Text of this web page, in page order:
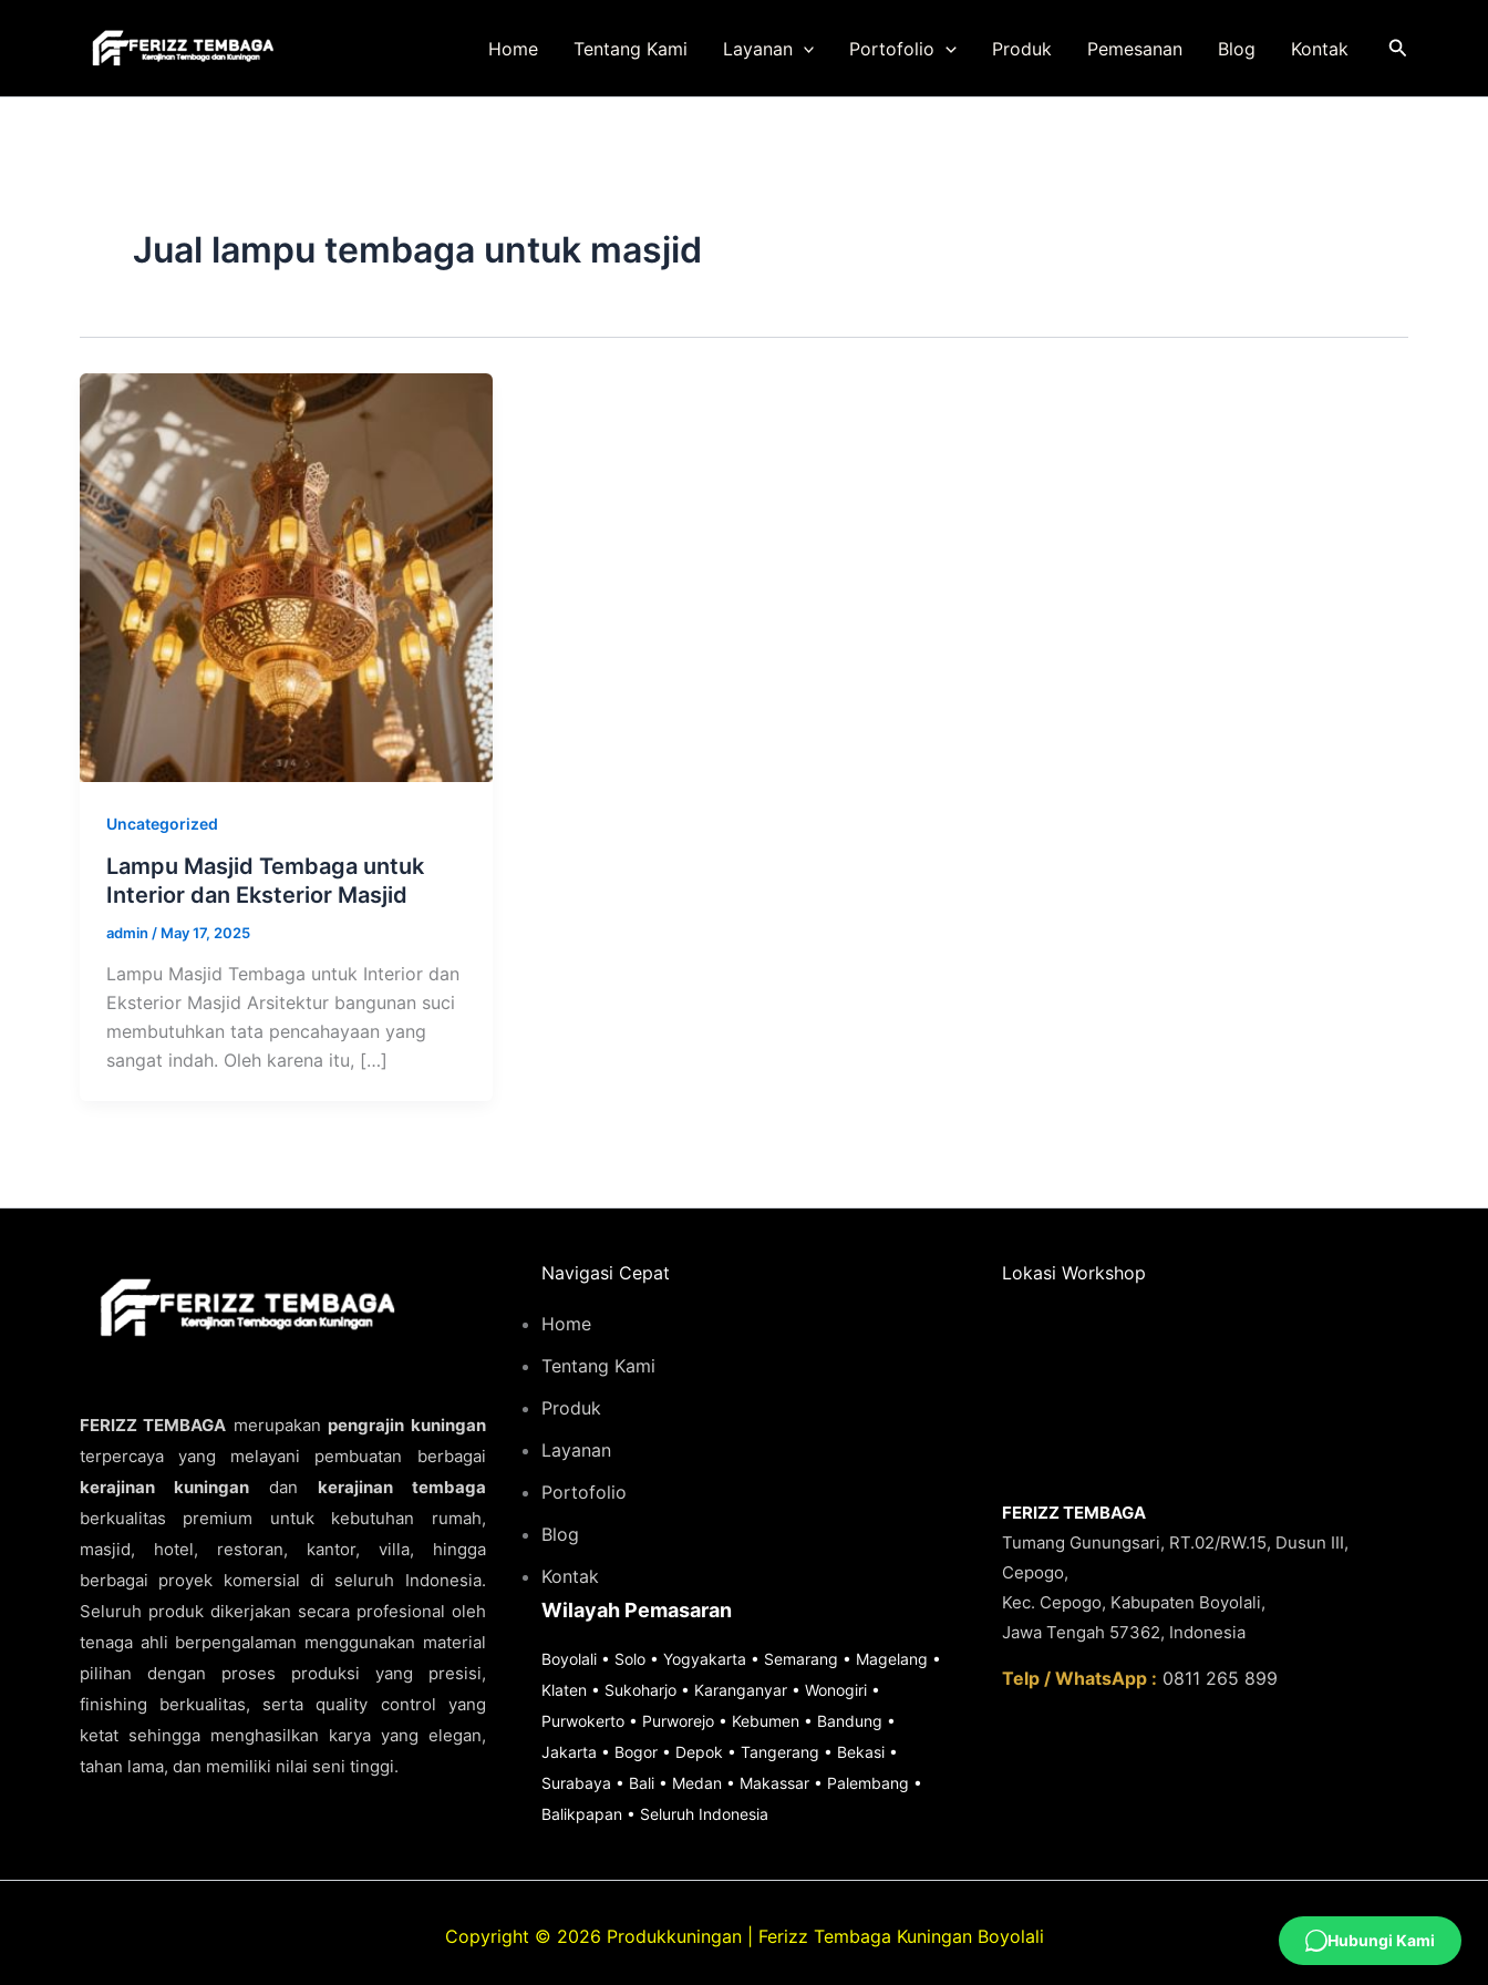
Home Tentang Kami Layanan Portofolio Produk Pemesanan Blog Kontak Search
Jual lampu tembaga untuk masjid
Uncategorized
Lampu Masjid Tembaga untuk
Interior dan Eksterior Masjid
admin / May 17, 2025
Lampu Masjid Tembaga untuk Interior dan
Eksterior Masjid Arsitektur bangunan suci
membutuhkan tata pencahayaan yang
sangat indah. Oleh karena itu, […]
FERIZZ TEMBAGA merupakan pengrajin kuningan
terpercaya yang melayani pembuatan berbagai
kerajinan kuningandan kerajinan tembaga
berkualitas premium untuk kebutuhan rumah,
masjid, hotel, restoran, kantor, villa, hingga
berbagai proyek komersial di seluruh Indonesia.
Seluruh produk dikerjakan secara profesional oleh
tenaga ahli berpengalaman menggunakan material
pilihan dengan proses produksi yang presisi,
finishing berkualitas, serta quality control yang
ketat sehingga menghasilkan karya yang elegan,
tahan lama, dan memiliki nilai seni tinggi.
Navigasi Cepat
Home
Tentang Kami
Produk
Layanan
Portofolio
Blog
Kontak
Wilayah Pemasaran
Boyolali• Solo• Yogyakarta • Semarang • Magelang •
Klaten• Sukoharjo• Karanganyar• Wonogiri•
Purwokerto• Purworejo• Kebumen• Bandung •
Jakarta • Bogor• Depok • Tangerang • Bekasi•
Surabaya • Bali• Medan• Makassar• Palembang •
Balikpapan• Seluruh Indonesia
Lokasi Workshop
FERIZZ TEMBAGA
Tumang Gunungsari, RT.02/RW.15, Dusun III,
Cepogo,
Kec. Cepogo, Kabupaten Boyolali,
Jawa Tengah 57362, Indonesia
Telp / WhatsApp : 0811 265 899
Copyright © 2026 Produkkuningan | Ferizz Tembaga Kuningan Boyolali Hubungi Kami